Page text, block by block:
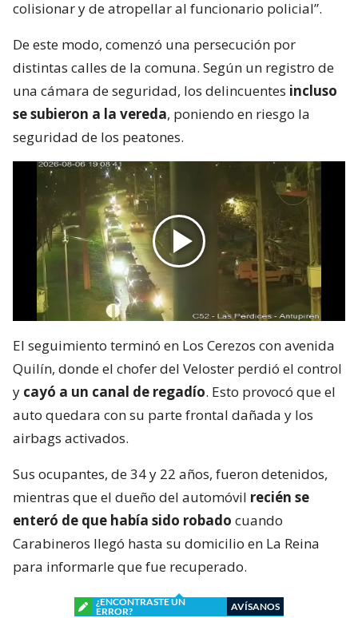
colisionar y de atropellar al funcionario policial”.
De este modo, comenzó una persecución por
distintas calles de la comuna. Según un registro de
una cámara de seguridad, los delincuentes incluso
se subieron a la vereda, poniendo en riesgo la
seguridad de los peatones.
El seguimiento terminó en Los Cerezos con avenida
Quilín, donde el chofer del Veloster perdió el control
y cayó a un canal de regadío. Esto provocó que el
auto quedara con su parte frontal dañada y los
airbags activados.
Sus ocupantes, de 34 y 22 años, fueron detenidos,
mientras que el dueño del automóvil recién se
enteró de que había sido robado cuando
Carabineros llegó hasta su domicilio en La Reina
para informarle que fue recuperado.
¿ENCONTRASTE UN
ERROR?
AVÍSANOS